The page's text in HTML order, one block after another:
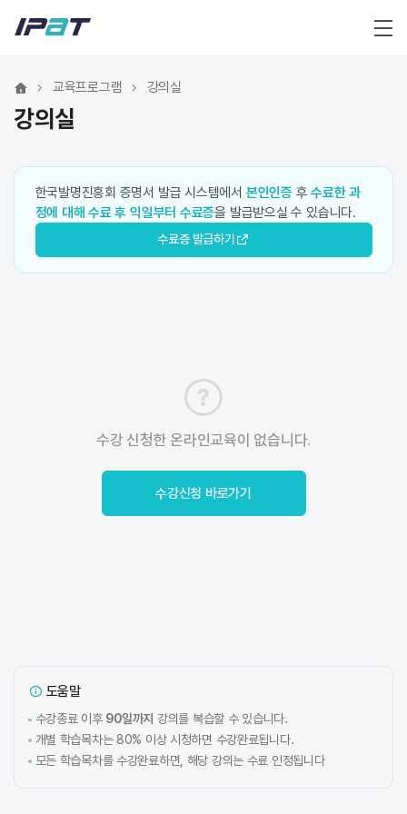
메뉴
교육프로그램 강의실
강의실
한국발명진흥회 증명서 발급 시스템에서 본인인증 후수료한 과
정에 대해 수료 후 익일부터 수료증을 발급받으실 수 있습니다.
수료증 발급하기
수강 신청한 온라인교육이 없습니다.
수강신청 바로가기
도움말
수강종료 이후 90일까지 강의를 복습할 수 있습니다.
개별 학습목차는 80% 이상 시청하면 수강완료됩니다.
모든 학습목차를 수강완료하면, 해당 강의는 수료 인정됩니다